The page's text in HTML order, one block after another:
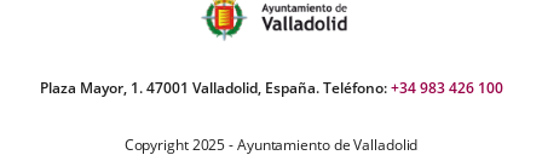
Plaza Mayor, 1. 47001 Valladolid, España. Teléfono:+34 983 426 100
Copyright 2025 - Ayuntamiento de Valladolid